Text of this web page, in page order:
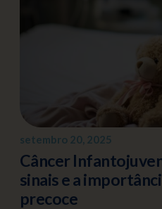
setembro 20, 2025
Câncer
sinais e a
precoce